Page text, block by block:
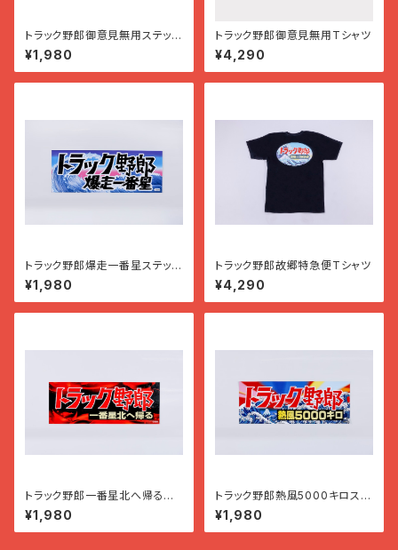
トラック野郎御意見無用ステッカ
ー
¥1,980
トラック野郎御意見無用Tシャツ
¥4,290
トラック野郎爆走一番星ステッカ
ー
¥1,980
トラック野郎故郷特急便Tシャツ
¥4,290
トラック野郎一番星北へ帰るス
テッカー
¥1,980
トラック野郎熱風5000キロステ
ッカー
¥1,980